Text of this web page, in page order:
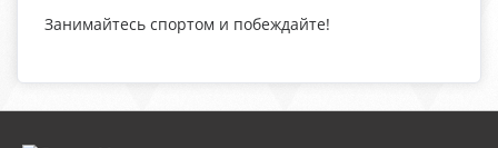
Занимайтесь спортом и побеждайте!